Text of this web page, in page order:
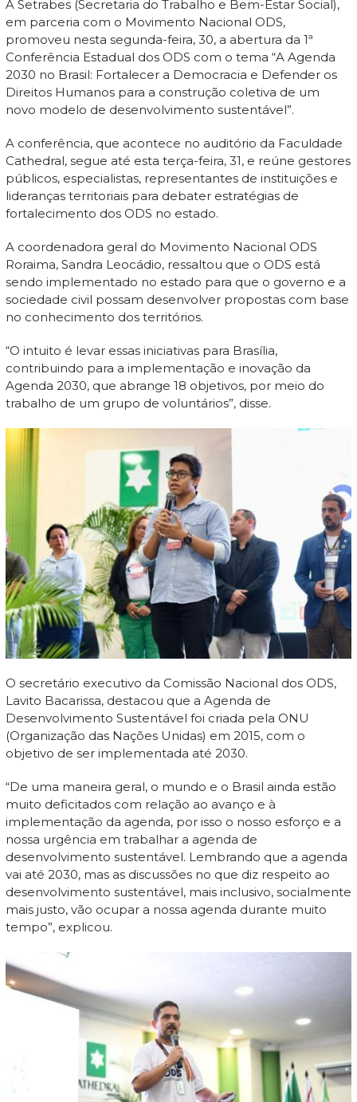
A Setrabes (Secretaria do Trabalho e Bem-Estar Social),
em parceria com o Movimento Nacional ODS,
promoveu nesta segunda-feira, 30, a abertura da 1ª
Conferência Estadual dos ODS com o tema “A Agenda
2030 no Brasil: Fortalecer a Democracia e Defender os
Direitos Humanos para a construção coletiva de um
novo modelo de desenvolvimento sustentável”.
A conferência, que acontece no auditório da Faculdade
Cathedral, segue até esta terça-feira, 31, e reúne gestores
públicos, especialistas, representantes de instituições e
lideranças territoriais para debater estratégias de
fortalecimento dos ODS no estado.
A coordenadora geral do Movimento Nacional ODS
Roraima, Sandra Leocádio, ressaltou que o ODS está
sendo implementado no estado para que o governo e a
sociedade civil possam desenvolver propostas com base
no conhecimento dos territórios.
“O intuito é levar essas iniciativas para Brasília,
contribuindo para a implementação e inovação da
Agenda 2030, que abrange 18 objetivos, por meio do
trabalho de um grupo de voluntários”, disse.
O secretário executivo da Comissão Nacional dos ODS,
Lavito Bacarissa, destacou que a Agenda de
Desenvolvimento Sustentável foi criada pela ONU
(Organização das Nações Unidas) em 2015, com o
objetivo de ser implementada até 2030.
“De uma maneira geral, o mundo e o Brasil ainda estão
muito deficitados com relação ao avanço e à
implementação da agenda, por isso o nosso esforço e a
nossa urgência em trabalhar a agenda de
desenvolvimento sustentável. Lembrando que a agenda
vai até 2030, mas as discussões no que diz respeito ao
desenvolvimento sustentável, mais inclusivo, socialmente
mais justo, vão ocupar a nossa agenda durante muito
tempo”, explicou.